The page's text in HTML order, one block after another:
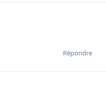
Répondre